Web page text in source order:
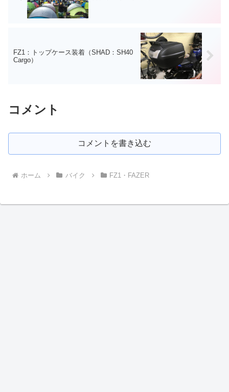
FZ1：トップケース装着（SHAD：SH40
Cargo）
コメント
コメントを書き込む
ホーム バイク FZ1・FAZER